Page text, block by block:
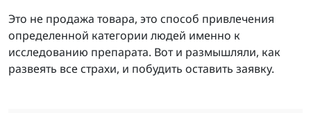
Это не продажа товара, это способ привлечения
определенной категории людей именно к
исследованию препарата. Вот и размышляли, как
развеять все страхи, и побудить оставить заявку.